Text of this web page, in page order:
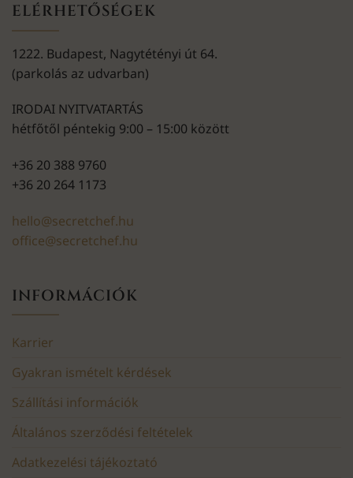
ELÉRHETŐSÉGEK
1222. Budapest, Nagytétényi út 64.
(parkolás az udvarban)
IRODAI NYITVATARTÁS
hétfőtől péntekig 9:00 – 15:00 között
+36 20 388 9760
+36 20 264 1173
hello@secretchef.hu
office@secretchef.hu
INFORMÁCIÓK
Karrier
Gyakran ismételt kérdések
Szállítási információk
Általános szerződési feltételek
Adatkezelési tájékoztató